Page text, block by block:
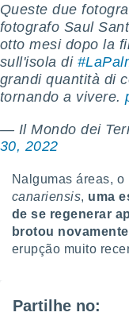
Queste due
fotografo Saul
otto mesi dopo la
sull'isola di
grandi quantità di
tornando a vivere.
— Il Mondo dei
30, 2022
Nalgumas áreas,
canariensis, uma
de se regenerar
brotou novamente
erupção muito
Partilhe no: